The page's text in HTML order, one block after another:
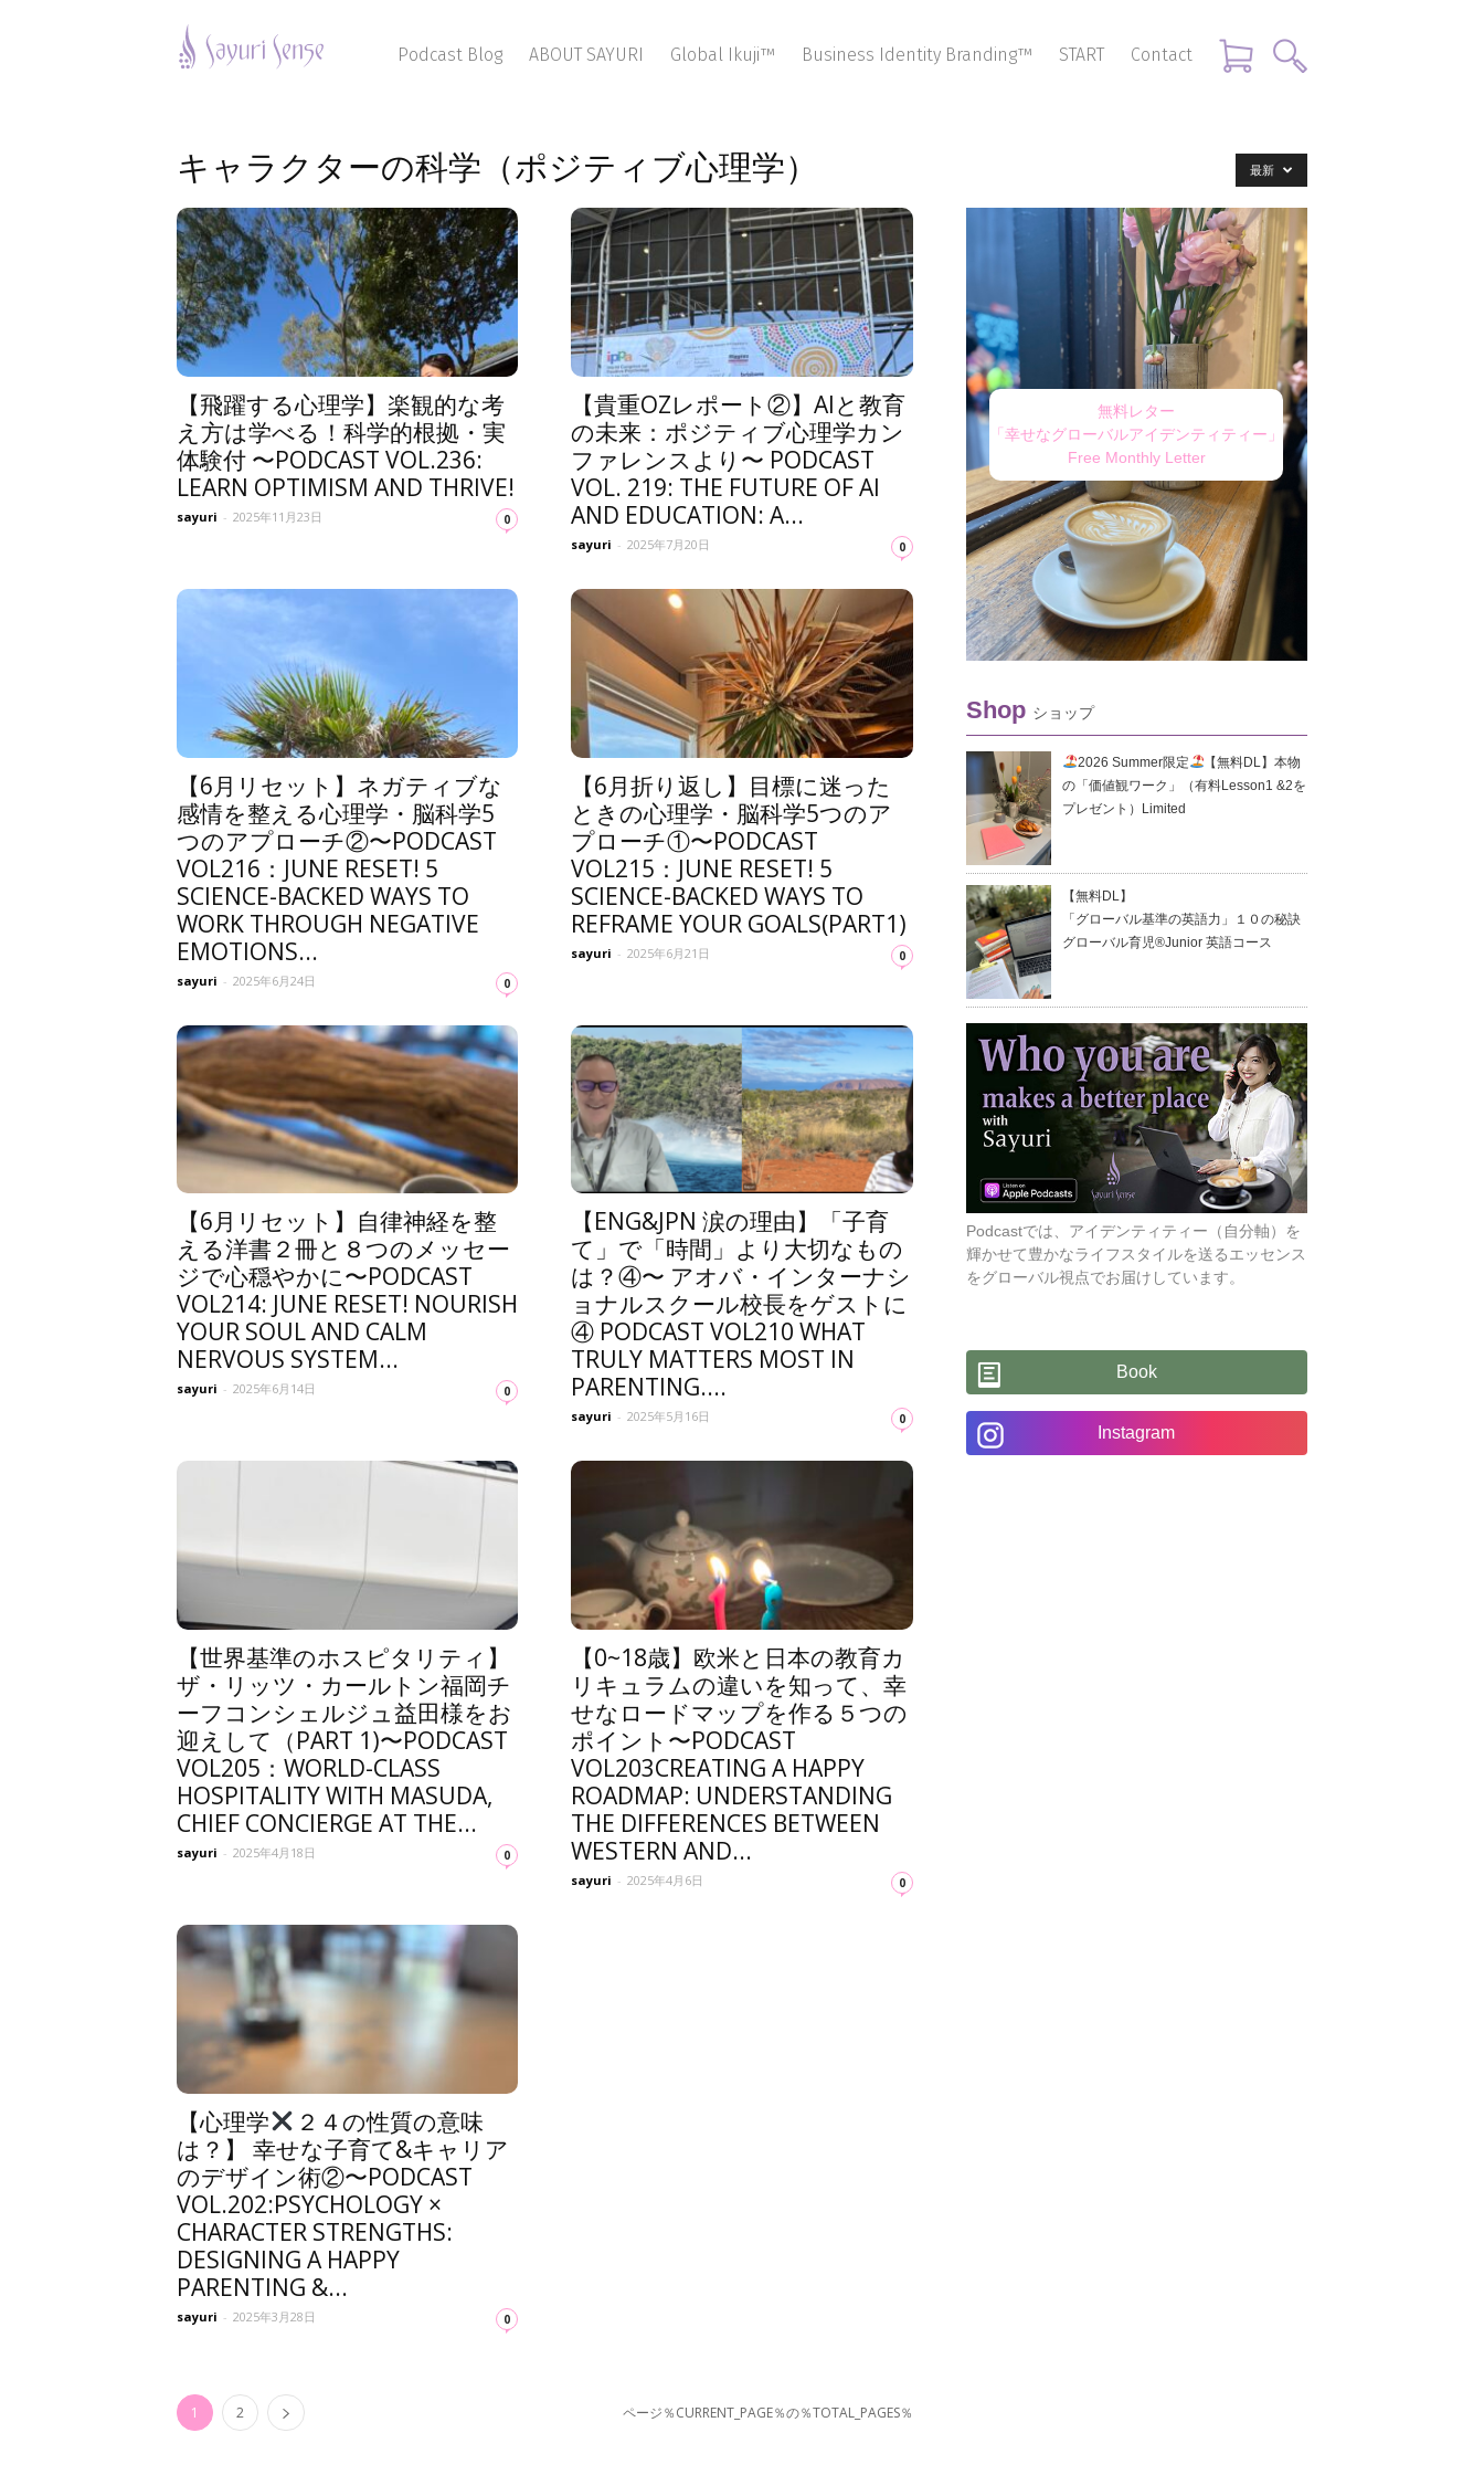
Podcast Blog
ABOUT SAYURI Global Ikuji™ Business Identity Branding™ START Contact
キャラクターの科学（ポジティブ心理学） 最新
【飛躍する心理学】楽観的な考
え方は学べる！科学的根拠・実
体験付 〜PODCAST VOL.236:
LEARN OPTIMISM AND THRIVE!
sayuri - 2025年11月23日 0
【貴重OZレポート②】AIと教育
の未来：ポジティブ心理学カン
ファレンスより〜 PODCAST
VOL. 219: THE FUTURE OF AI
AND EDUCATION: A...
sayuri - 2025年7月20日 0
【6月リセット】ネガティブな
感情を整える心理学・脳科学5
つのアプローチ②〜PODCAST
VOL216：JUNE RESET! 5
SCIENCE-BACKED WAYS TO
WORK THROUGH NEGATIVE
EMOTIONS...
sayuri - 2025年6月24日 0
【6月折り返し】目標に迷った
ときの心理学・脳科学5つのア
プローチ①〜PODCAST
VOL215：JUNE RESET! 5
SCIENCE-BACKED WAYS TO
REFRAME YOUR GOALS(PART1)
sayuri - 2025年6月21日 0
【6月リセット】自律神経を整
える洋書２冊と８つのメッセー
ジで心穏やかに〜PODCAST
VOL214: JUNE RESET! NOURISH
YOUR SOUL AND CALM
NERVOUS SYSTEM...
sayuri - 2025年6月14日 0
【ENG&JPN 涙の理由】「子育
て」で「時間」より大切なもの
は？④〜 アオバ・インターナシ
ョナルスクール校長をゲストに
④ PODCAST VOL210 WHAT
TRULY MATTERS MOST IN
PARENTING....
sayuri - 2025年5月16日 0
【世界基準のホスピタリティ】
ザ・リッツ・カールトン福岡チ
ーフコンシェルジュ益田様をお
迎えして（PART 1)〜PODCAST
VOL205：WORLD-CLASS
HOSPITALITY WITH MASUDA,
CHIEF CONCIERGE AT THE...
sayuri - 2025年4月18日 0
【0~18歳】欧米と日本の教育カ
リキュラムの違いを知って、幸
せなロードマップを作る５つの
ポイント〜PODCAST
VOL203CREATING A HAPPY
ROADMAP: UNDERSTANDING
THE DIFFERENCES BETWEEN
WESTERN AND...
sayuri - 2025年4月6日 0
【心理学
２４の性質の意味
は？】 幸せな子育て&キャリア
のデザイン術②〜PODCAST
VOL.202:PSYCHOLOGY ×
CHARACTER STRENGTHS:
DESIGNING A HAPPY
PARENTING &...
sayuri - 2025年3月28日 0
1 2 ページ％CURRENT_PAGE％の％TOTAL_PAGES％
無料レター
「幸せなグローバルアイデンティティー」
Free Monthly Letter
Shop ショップ
2026 Summer限定
【無料DL】本物
の「価値観ワーク」（有料Lesson1 &2を
プレゼント）Limited
【無料DL】
「グローバル基準の英語力」１０の秘訣
グローバル育児®Junior 英語コース
Podcastでは、アイデンティティー（自分軸）を
輝かせて豊かなライフスタイルを送るエッセンス
をグローバル視点でお届けしています。
Book
Instagram